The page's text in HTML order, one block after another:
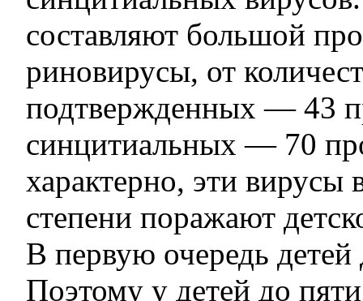
составляют большой
риновирусы, от
подтвержденных — 43
синцитиальных — 70
характерно, эти вирусы
степени поражают
В первую очередь детей
Поэтому у детей до пяти